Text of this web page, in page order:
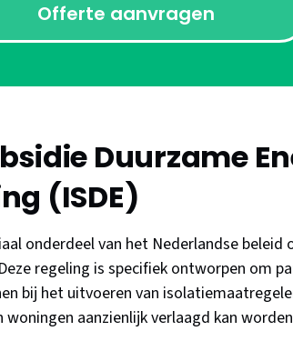
Offerte aanvragen
Duurzame
(ISDE)
onderdeel van het Nederlandse beleid
regeling is specifiek ontworpen om
bij het uitvoeren van
aanzienlijk verlaagd kan